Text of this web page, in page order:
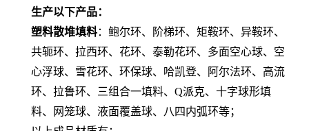
生产以下产品：
塑料散堆填料：鲍尔环、阶梯环、矩鞍环、异鞍环、
共轭环、拉西环、花环、泰勒花环、多面空心球、空
心浮球、雪花环、环保球、哈凯登、阿尔法环、高流
环、拉鲁环、三组合一填料、Q派克、十字球形填
料、网笼球、液面覆盖球、八四内弧环等；